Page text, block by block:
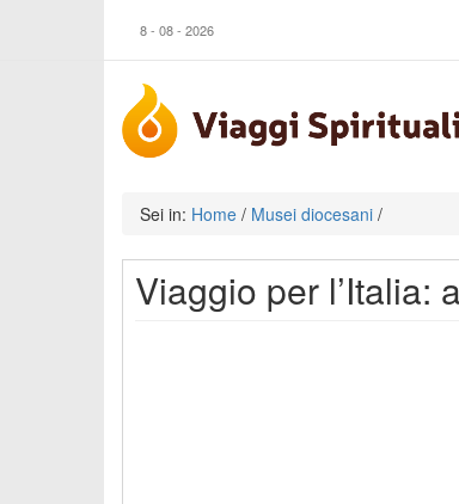
8 - 08 - 2026
Sei in: Home / Musei diocesani /
Viaggio per l’Italia: